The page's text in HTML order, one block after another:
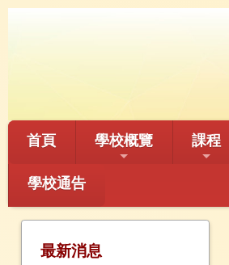
首頁 學校概覽 課程
學校通告
最新消息